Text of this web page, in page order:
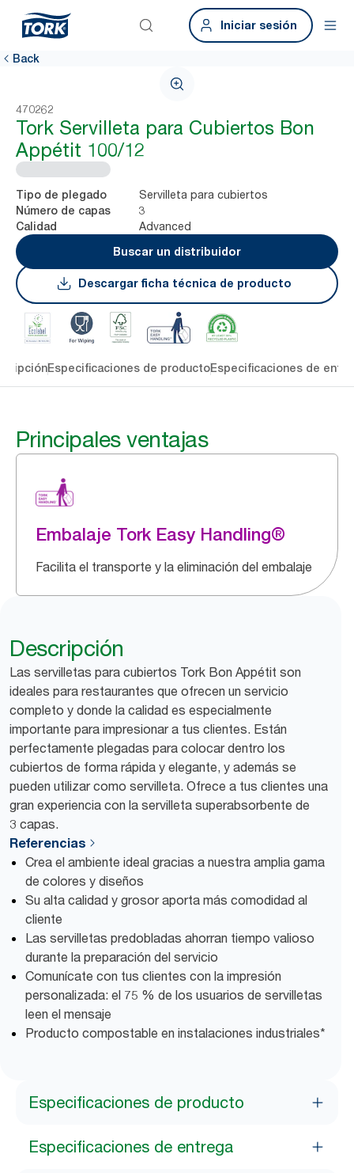
Iniciar sesión
Back
470262
Tork Servilleta para Cubiertos Bon
Appétit 100/12
Tipo de plegado Servilleta para cubiertos
Número de capas 3
Calidad
Advanced
Buscar un distribuidor
Descargar ficha técnica de producto
Especificaciones de productoEspecificaciones de
Principales ventajas
Embalaje Tork Easy Handling®
Facilita el transporte y la eliminación del embalaje
Descripción
Las servilletas para cubiertos Tork Bon Appétit son
ideales para restaurantes que ofrecen un servicio
completo y donde la calidad es especialmente
importante para impresionar a tus clientes. Están
perfectamente plegadas para colocar dentro los
cubiertos de forma rápida y elegante, y además se
pueden utilizar como servilleta. Ofrece a tus clientes una
gran experiencia con la servilleta superabsorbente de
3 capas.
Referencias
Crea el ambiente ideal gracias a nuestra amplia gama
de colores y diseños
Su alta calidad y grosor aporta más comodidad al
cliente
Las servilletas predobladas ahorran tiempo valioso
durante la preparación del servicio
Comunícate con tus clientes con la impresión
personalizada: el 75 % de los usuarios de servilletas
leen el mensaje
Producto compostable en instalaciones industriales*
Especificaciones de producto
Especificaciones de entrega